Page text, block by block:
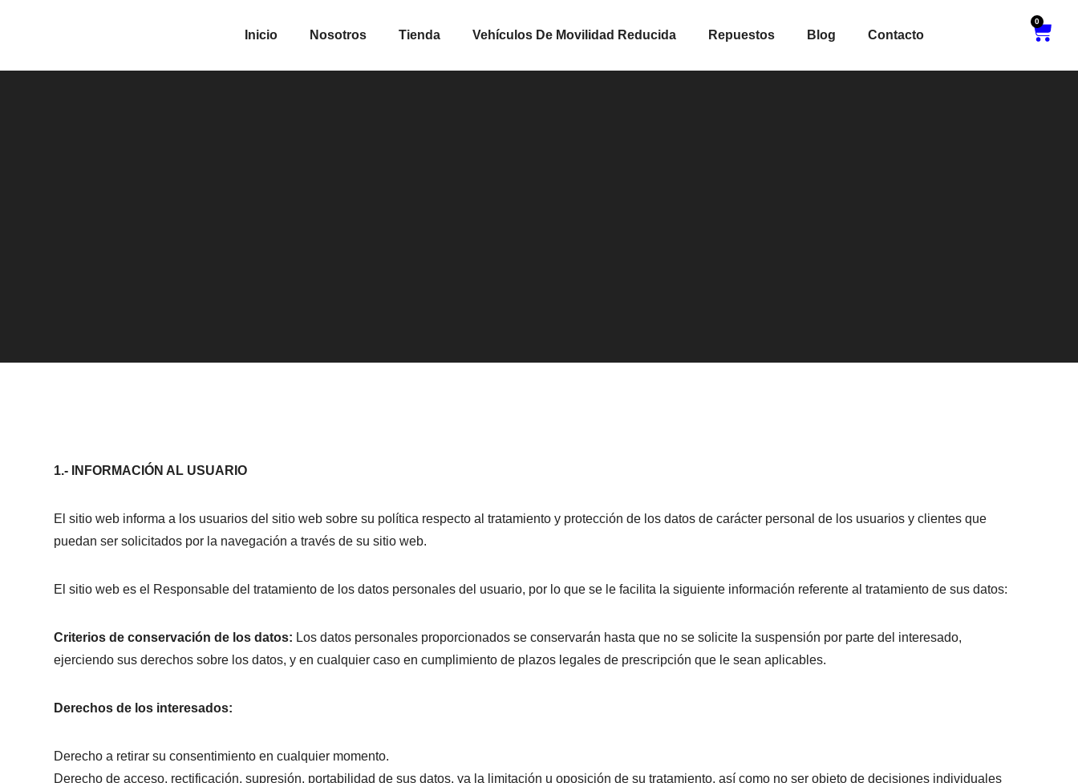
Inicio Nosotros Tienda Vehículos De Movilidad Reducida Repuestos Blog Contacto
0
1.- INFORMACIÓN AL USUARIO
El sitio web informa a los usuarios del sitio web sobre su política respecto al tratamiento y protección de los datos de carácter personal de los usuarios y clientes que
puedan ser solicitados por la navegación a través de su sitio web.
El sitio web es el Responsable del tratamiento de los datos personales del usuario, por lo que se le facilita la siguiente información referente al tratamiento de sus datos:
Criterios de conservación de los datos: Los datos personales proporcionados se conservarán hasta que no se solicite la suspensión por parte del interesado,
ejerciendo sus derechos sobre los datos, y en cualquier caso en cumplimiento de plazos legales de prescripción que le sean aplicables.
Derechos de los interesados:
Derecho a retirar su consentimiento en cualquier momento.
Derecho de acceso, rectificación, supresión, portabilidad de sus datos, ya la limitación u oposición de su tratamiento, así como no ser objeto de decisiones individuales